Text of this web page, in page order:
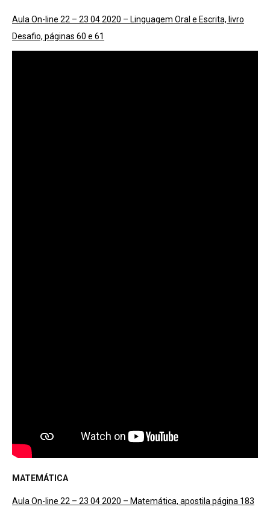
Aula On-line 22 – 23 04 2020 – Linguagem Oral e Escrita, livro
Desafio, páginas 60 e 61
MATEMÁTICA
Aula On-line 22 – 23 04 2020 – Matemática, apostila página 183